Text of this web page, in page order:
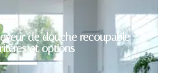
de douche recoupable :
et options